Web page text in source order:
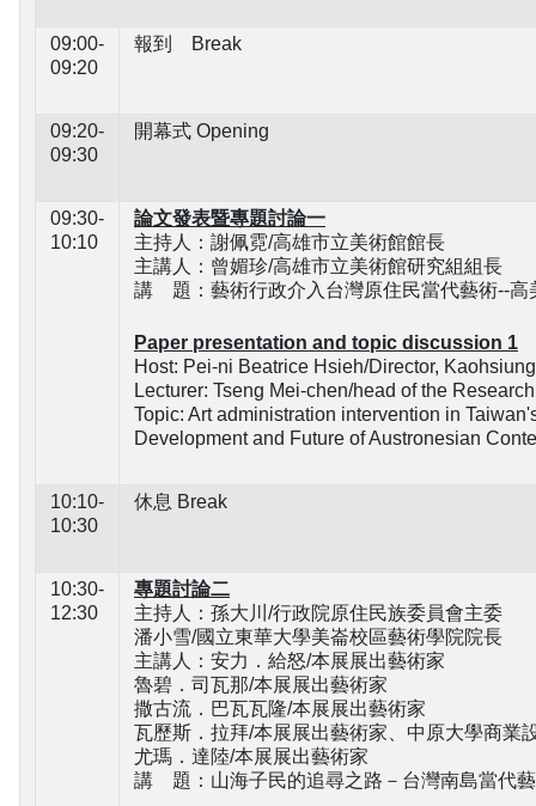
09:00-
09:20
報到 Break
09:20-
09:30
開幕式 Opening
09:30-
10:10
論文發表暨專題討論一
主持人：謝佩霓/高雄市立美術館館長
主講人：曾媚珍/高雄市立美術館研究組組長
講 題：藝術行政介入台灣原住民當代藝術--高
Paper presentation and topic discussion 1
Host: Pei-ni Beatrice Hsieh/Director,
Lecturer: Tseng Mei-chen/head of the
Topic: Art administration intervention in
Development and Future of Austronesian
10:10-
10:30
休息 Break
10:30-
12:30
專題討論二
主持人：孫大川/行政院原住民族委員會主委
潘小雪/國立東華大學美崙校區藝術學院院長
主講人：安力．給怒/本展展出藝術家
魯碧．司瓦那/本展展出藝術家
撒古流．巴瓦瓦隆/本展展出藝術家
瓦歷斯．拉拜/本展展出藝術家、中原大學商業
尤瑪．達陸/本展展出藝術家
講 題：山海子民的追尋之路－台灣南島當代